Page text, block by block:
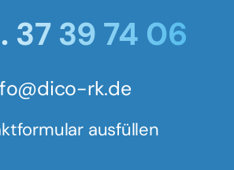
37 39 74 06
rk.de
ausfüllen